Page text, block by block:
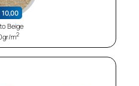
10,00
Beige
m2